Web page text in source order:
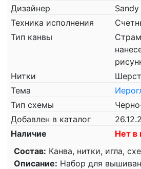
Дизайнер
Техника исполнения
Тип канвы
Нитки
Тема
Тип схемы
Добавлен в каталог
Наличие
Нет в
Состав: Канва, нитки, игла,
Описание: Набор для